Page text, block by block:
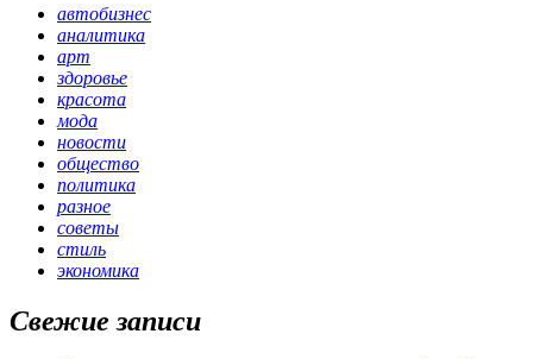
автобизнес
аналитика
арт
здоровье
красота
мода
новости
общество
политика
разное
советы
стиль
экономика
Свежие записи